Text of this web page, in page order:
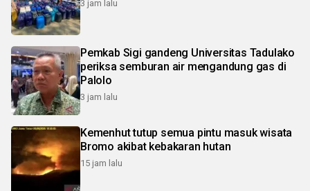
3 jam lalu
Pemkab Sigi gandeng Universitas Tadulako
periksa semburan air mengandung gas di
Palolo
3 jam lalu
Kemenhut tutup semua pintu masuk wisata
Bromo akibat kebakaran hutan
15 jam lalu